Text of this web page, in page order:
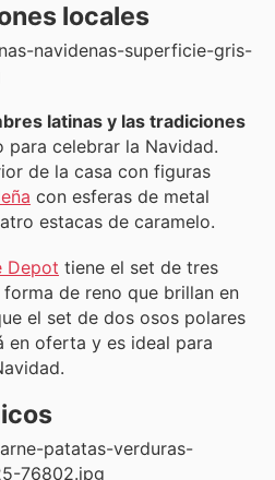
locales
latinas y las tradiciones
para celebrar la Navidad.
de la casa con figuras
con esferas de metal
estacas de caramelo.
Depot tiene el set de tres
de reno que brillan en
el set de dos osos polares
en oferta y es ideal para